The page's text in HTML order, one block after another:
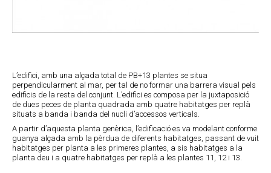
L’edifici, amb una alçada total de PB+13 plantes se situa
perpendicularment al mar, per tal de no formar una barrera visual pels
edificis de la resta del conjunt. L’edifici es composa per la juxtaposició
de dues peces de planta quadrada amb quatre habitatges per replà
situats a banda i banda del nucli d’accessos verticals.
A partir d’aquesta planta genèrica, l’edificació es va modelant conforme
guanya alçada amb la pèrdua de diferents habitatges, passant de vuit
habitatges per planta a les primeres plantes, a sis habitatges a la
planta deu i a quatre habitatges per replà a les plantes 11, 12 i 13.